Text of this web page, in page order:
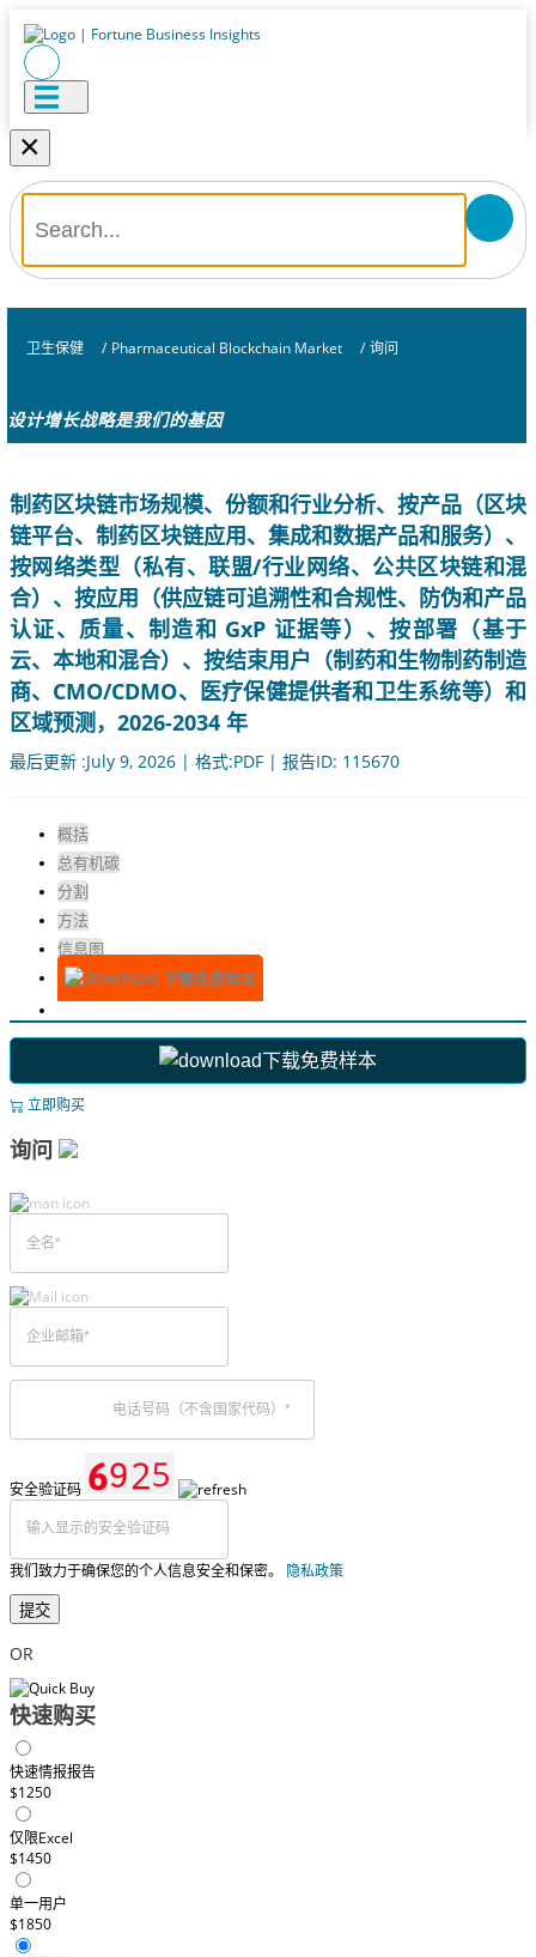
×
卫生保健 / Pharmaceutical Blockchain Market / 询问
设计增长战略是我们的基因
制药区块链市场规模、份额和行业分析、按产品（区块
链平台、制药区块链应用、集成和数据产品和服务）、
按网络类型（私有、联盟/行业网络、公共区块链和混
合）、按应用（供应链可追溯性和合规性、防伪和产品
认证、质量、制造和 GxP 证据等）、按部署（基于
云、本地和混合）、按结束用户（制药和生物制药制造
商、CMO/CDMO、医疗保健提供者和卫生系统等）和
区域预测，2026-2034 年
最后更新 :July 9, 2026 | 格式:PDF | 报告ID: 115670
概括
总有机碳
分割
方法
信息图
下载免费样本
下载免费样本
立即购买
询问
安全验证码
我们致力于确保您的个人信息安全和保密。 隐私政策
提交
OR
快速购买
快速情报报告
$1250
仅限Excel
$1450
单一用户
$1850